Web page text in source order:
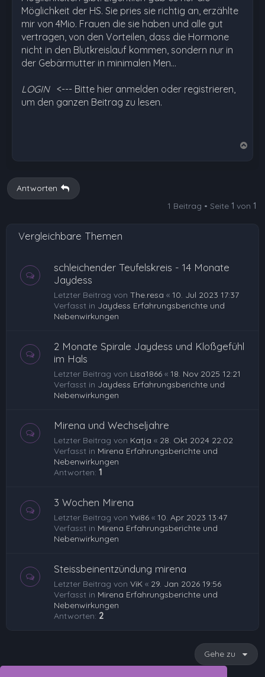
Möglichkeit der HS. Sie pries sie richtig an, erzählte
mir von 4Mio. Frauen die sie haben und alle gut
vertragen, von den Vorteilen, dass die Hormone
nicht in den Blutkreislauf kommen, sondern nur in
der Gebärmutter in minimalen Men…
LOGIN <--- Bitte hier anmelden oder registrieren,
um den ganzen Beitrag zu lesen.
b
Antworten
1 Beitrag • Seite 1 von 1
Vergleichbare Themen
schleichender Teufelskreis - 14 Monate
Jaydess
Letzter Beitrag von The.resa « 10. Jul 2023 17:37
Verfasst in Jaydess Erfahrungsberichte und
Nebenwirkungen
2 Monate Spirale Jaydess und Kloßgefühl
im Hals
Letzter Beitrag von Lisa1866 « 18. Nov 2025 12:21
Verfasst in Jaydess Erfahrungsberichte und
Nebenwirkungen
Mirena und Wechseljahre
Letzter Beitrag von Katja « 28. Okt 2024 22:02
Verfasst in Mirena Erfahrungsberichte und
Nebenwirkungen
Antworten: 1
3 Wochen Mirena
Letzter Beitrag von Yvi86 « 10. Apr 2023 13:47
Verfasst in Mirena Erfahrungsberichte und
Nebenwirkungen
Steissbeinentzündung mirena
Letzter Beitrag von ViK « 29. Jan 2026 19:56
Verfasst in Mirena Erfahrungsberichte und
Nebenwirkungen
Antworten: 2
Gehe zu